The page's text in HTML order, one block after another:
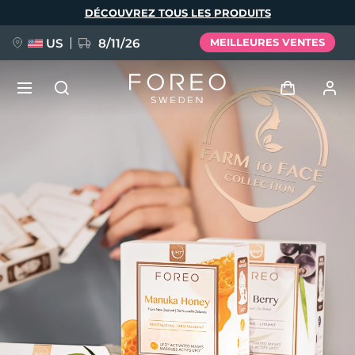
DÉCOUVREZ TOUS LES PRODUITS
US 8/11/26 MEILLEURES VENTES
Se connecter
Profil de l'utilisateur
Mes appareils
Mes commandes
Mes adresses
Mes abonnements
FAQ™ Pure Beauty-Tech Elixir
BREAKING NEWS
issa™ Teeth Whitening Set
English Deutsch
Español
Français
Italiano
Português
Polski
Svenska
Русский
简体中文 繁體中文